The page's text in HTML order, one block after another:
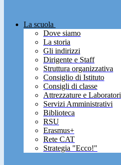
La scuola
Dove siamo
La storia
Gli indirizzi
Dirigente e Staff
Struttura organizzativa
Consiglio di Istituto
Consigli di classe
Attrezzature e Laboratori
Servizi Amministrativi
Biblioteca
RSU
Erasmus+
Rete CAT
Strategia "Ecco!"